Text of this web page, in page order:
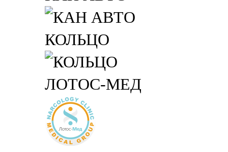
КОЛЬЦО
ЛОТОС-МЕД